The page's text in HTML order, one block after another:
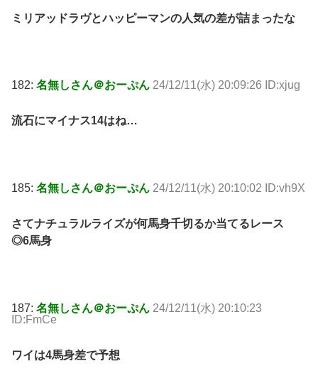
ミリアッドラヴとハッピーマンの人気の差が詰まったな
182: 名無しさん＠おーぷん 24/12/11(水) 20:09:26 ID:xjug
流石にマイナス14はね…
185: 名無しさん＠おーぷん 24/12/11(水) 20:10:02 ID:vh9X
さてナチュラルライズが何馬身千切るか当てるレース
◎6馬身
187: 名無しさん＠おーぷん 24/12/11(水) 20:10:23
ID:FmCe
ワイは4馬身差で予想